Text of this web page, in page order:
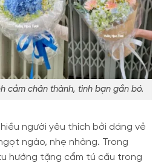
cảm chân thành, tình bạn gắn bó.
người yêu thích bởi dáng vẻ
ngào, nhẹ nhàng. Trong
hướng tặng cẩm tú cấu trong